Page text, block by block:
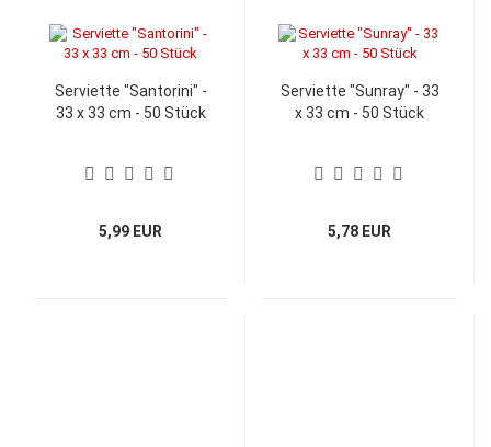
Serviette "Santorini" -
33 x 33 cm - 50 Stück
5,99 EUR
Serviette "Sunray" - 33
x 33 cm - 50 Stück
5,78 EUR